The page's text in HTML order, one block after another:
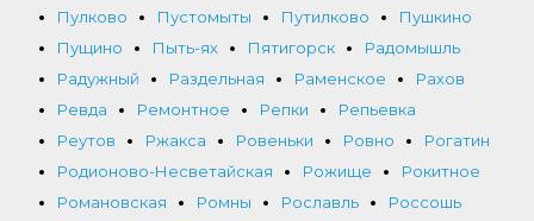
Пулково
Пустомыты Путилково
Пушкино
Пущино
Пыть-ях Пятигорск
Радомышль
Радужный
Раздельная Раменское
Рахов
Ревда
Ремонтное Репки
Репьевка
Реутов
Ржакса Ровеньки Ровно
Рогатин
Родионово-Несветайская
Рожище
Рокитное
Романовская
Ромны Рославль
Россошь